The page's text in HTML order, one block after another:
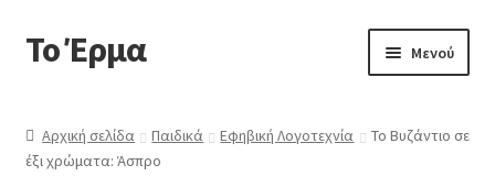
Απευθείας
μετάβαση
Μετάβαση
σε
Το Έρμα Μενού
Ποιοι είμαστε
Αρχική σελίδα Παιδικά Εφηβική Λογοτεχνία
Το Βυζάντιο σε
έξι χρώματα: Άσπρο